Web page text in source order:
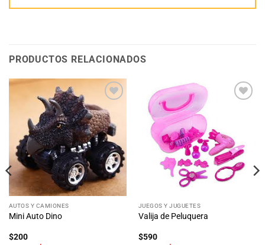
PRODUCTOS RELACIONADOS
Añadir
a la
lista
de
deseos
AUTOS Y CAMIONES
Mini Auto Dino
$200
deseos
JUEGOS Y JUGUETES
Valija de Peluquera
$590